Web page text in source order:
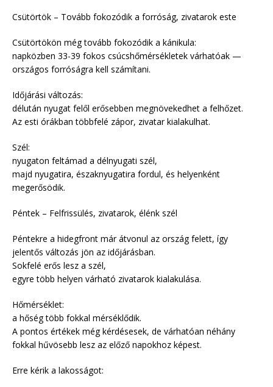
Csütörtök – Tovább fokozódik a forróság, zivatarok este
Csütörtökön még tovább fokozódik a kánikula:
napközben 33-39 fokos csúcshőmérsékletek várhatóak —
országos forróságra kell számítani.
Időjárási változás:
délután nyugat felől erősebben megnövekedhet a felhőzet.
Az esti órákban többfelé zápor, zivatar kialakulhat.
Szél:
nyugaton feltámad a délnyugati szél,
majd nyugatira, északnyugatira fordul, és helyenként
megerősödik.
Péntek – Felfrissülés, zivatarok, élénk szél
Péntekre a hidegfront már átvonul az ország felett, így
jelentős változás jön az időjárásban.
Sokfelé erős lesz a szél,
egyre több helyen várható zivatarok kialakulása.
Hőmérséklet:
a hőség több fokkal mérséklődik.
A pontos értékek még kérdésesek, de várhatóan néhány
fokkal hűvösebb lesz az előző napokhoz képest.
Erre kérik a lakosságot: